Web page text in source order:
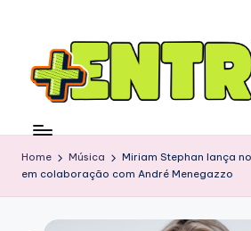
Home Música
Miriam Stephan lança
em colaboração com André Menegazzo